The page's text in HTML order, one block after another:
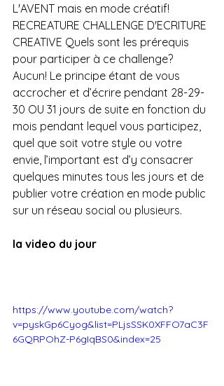
L'AVENT mais en mode créatif!
RECREATURE CHALLENGE D'ECRITURE
CREATIVE Quels sont les prérequis
pour participer à ce challenge?
Aucun! Le principe étant de vous
accrocher et d’écrire pendant 28-29-
30 OU 31 jours de suite en fonction du
mois pendant lequel vous participez,
quel que soit votre style ou votre
envie, l’important est d’y consacrer
quelques minutes tous les jours et de
publier votre création en mode public
sur un réseau social ou plusieurs.
la video du jour
https://www.youtube.com/watch?
v=pyskGp6Cyog&list=PLjsSSK0XFFO7aC3F
6GQRPOhZ-P6gIqBS0&index=25